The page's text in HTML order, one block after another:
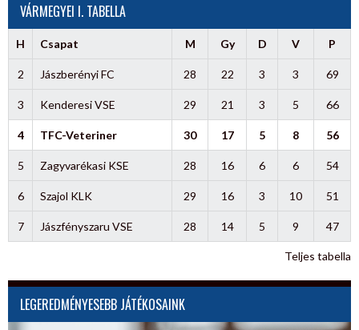
VÁRMEGYEI I. TABELLA
H Csapat M Gy D V P
2 Jászberényi FC 28 22 3 3 69
3 Kenderesi VSE 29 21 3 5 66
4 TFC-Veteriner 30 17 5 8 56
5 Zagyvarékasi KSE 28 16 6 6 54
6 Szajol KLK 29 16 3 10 51
7 Jászfényszaru VSE 28 14 5 9 47
Teljes tabella
LEGEREDMÉNYESEBB JÁTÉKOSAINK